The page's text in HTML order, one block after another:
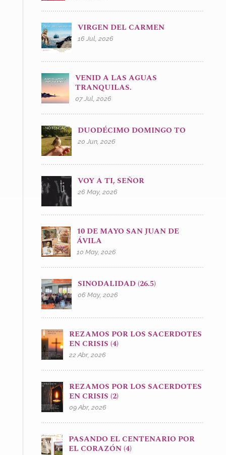
VIRGEN DEL CARMEN
16 Jul, 2026
VENID A LAS AGUAS
TRANQUILAS.
07 Jul, 2026
DUODÉCIMO DOMINGO TO
20 Jun, 2026
VOY A TI, SEÑOR
26 May, 2026
10 DE MAYO SAN JUAN DE
ÁVILA
10 May, 2026
SINODALIDAD (26.5)
06 May, 2026
REZAMOS POR LOS SACERDOTES
EN CRISIS (4)
22 Abr, 2026
REZAMOS POR LOS SACERDOTES
EN CRISIS (2)
09 Abr, 2026
PASANDO EL CENTENARIO POR
EL CORAZÓN (4)